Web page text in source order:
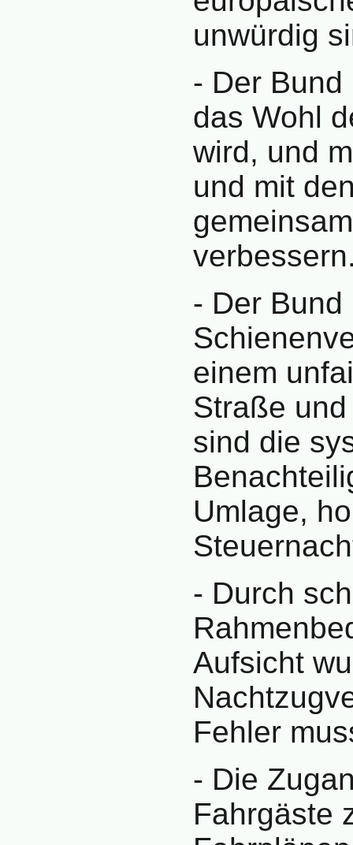
unwürdig
- Der
das Wohl
wird, und
und mit
- Der
einem
Straße
sind die
Umlage,
- Durch
Aufsicht
Fehler
- Die
Fahrgäste